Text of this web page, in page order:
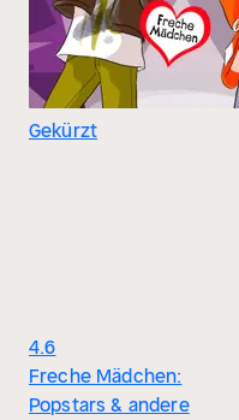
Gekürzt
4.6
Freche Mädchen:
Popstars & andere